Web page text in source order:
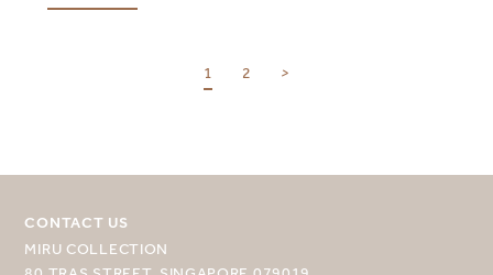
目的地を選択してください
1 2 >
CONTACT US
MIRU COLLECTION